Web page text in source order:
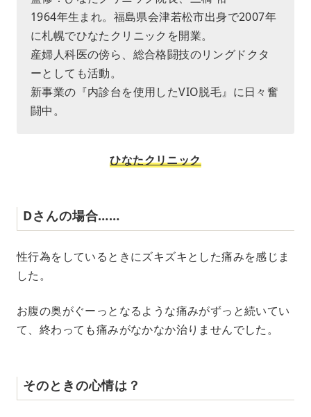
1964年生まれ。福島県会津若松市出身で2007年
に札幌でひなたクリニックを開業。
産婦人科医の傍ら、総合格闘技のリングドクタ
ーとしても活動。
新事業の『内診台を使用したVIO脱毛』に日々奮
闘中。
ひなたクリニック
Dさんの場合……
性行為をしているときにズキズキとした痛みを感じま
した。
お腹の奥がぐーっとなるような痛みがずっと続いてい
て、終わっても痛みがなかなか治りませんでした。
そのときの心情は？